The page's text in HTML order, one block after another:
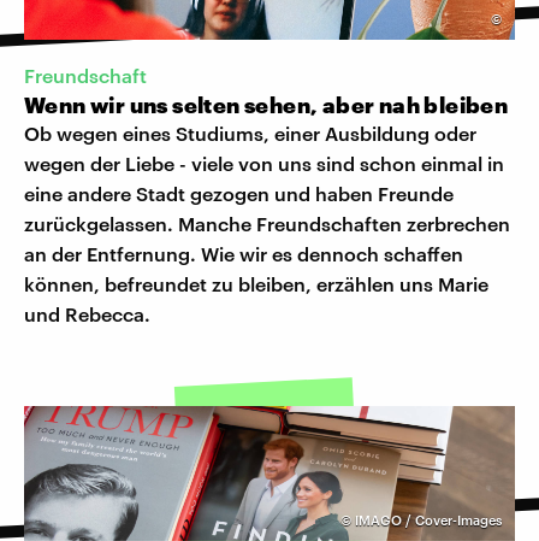
©
Freundschaft
Wenn wir uns selten sehen, aber nah bleiben
Ob wegen eines Studiums, einer Ausbildung oder
wegen der Liebe - viele von uns sind schon einmal in
eine andere Stadt gezogen und haben Freunde
zurückgelassen. Manche Freundschaften zerbrechen
an der Entfernung. Wie wir es dennoch schaffen
können, befreundet zu bleiben, erzählen uns Marie
und Rebecca.
© IMAGO / Cover-Images